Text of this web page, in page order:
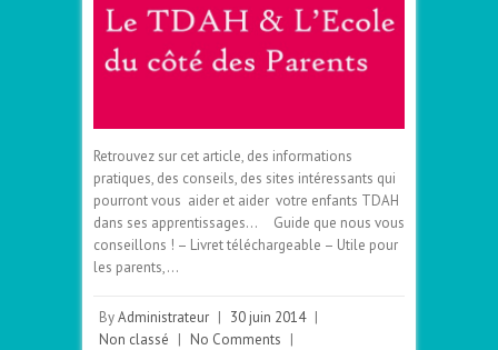
Retrouvez sur cet article, des informations
pratiques, des conseils, des sites intéressants qui
pourront vous aider et aider votre enfants TDAH
dans ses apprentissages… Guide que nous vous
conseillons ! – Livret téléchargeable – Utile pour
les parents,…
ByAdministrateur | 30 juin 2014 |
Non classé | No Comments |